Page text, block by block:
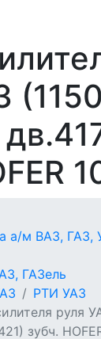
а/м ВАЗ, ГАЗ,
ГАЗель
РТИ УАЗ
руля
зубч.